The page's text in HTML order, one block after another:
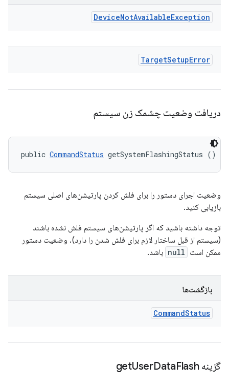
DeviceNotAvailableException
TargetSetupError
دریافت وضعیت چشمک زن سیستم
public CommandStatus getSystemFlashingStatus ()
وضعیت اجرای دستور را برای فلش کردن پارتیشن‌های اصلی سیستم
بازیابی کنید.
توجه داشته باشید که اگر پارتیشن‌های سیستم فلش نشده باشند
(سیستم از قبل ساختار لازم برای فلش شدن را دارد)، وضعیت دستور
ممکن است null باشد.
بازگشت‌ها
CommandStatus
گزینه get UserDataFlash